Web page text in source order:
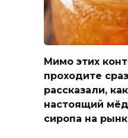
Мимо этих
проходите
рассказали,
настоящий
сиропа на